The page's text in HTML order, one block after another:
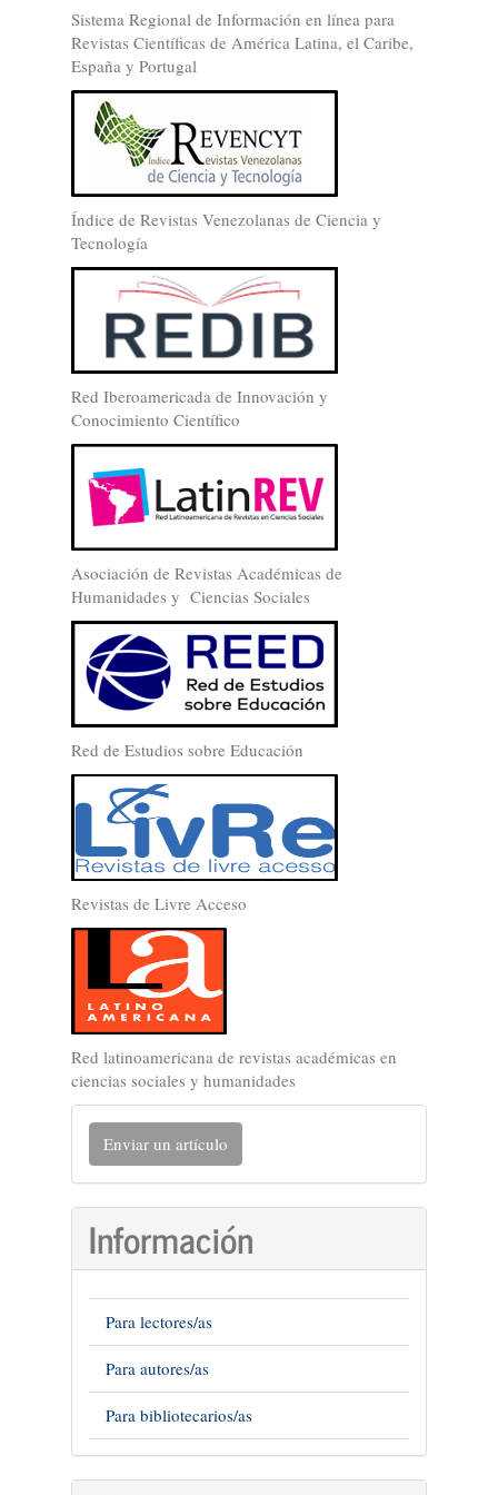
Sistema Regional de Información en línea para
Revistas Científicas de América Latina, el Caribe,
España y Portugal
Índice de Revistas Venezolanas de Ciencia y
Tecnología
Red Iberoamericada de Innovación y
Conocimiento Científico
Asociación de Revistas Académicas de
Humanidades y Ciencias Sociales
Red de Estudios sobre Educación
Revistas de Livre Acceso
Red latinoamericana de revistas académicas en
ciencias sociales y humanidades
Enviar
un
artículo
Enviar un artículo
Información
Para lectores/as
Para autores/as
Para bibliotecarios/as